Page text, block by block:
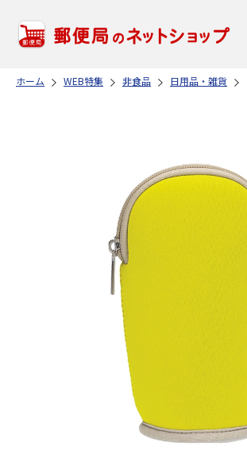
ホーム WEB特集 非食品 日用品・雑貨